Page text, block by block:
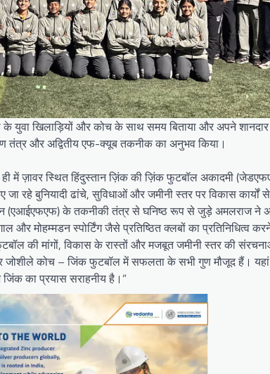
के युवा खिलाड़ियों और कोच के साथ समय बिताया और अपने
तंत्र और अद्वितीय एफ-क्यूब तकनीक का अनुभव किया।
में ज़ावर स्थित हिंदुस्तान ज़िंक की ज़िंक फुटबॉल अकादमी
रहे बुनियादी ढांचे, सुविधाओं और जमीनी स्तर पर विकास कार्यों
के तकनीकी तंत्र से घनिष्ठ रूप से जुड़े अमलराज ने
मोहम्मडन स्पोर्टिंग जैसे प्रतिष्ठित क्लबों का प्रतिनिधित्व
की मांगों, विकास के रास्तों और मजबूत जमीनी स्तर की
जोशीले कोच – जिंक फुटबॉल में सफलता के सभी गुण मौजूद हैं। यहां
का प्रयास सराहनीय है।”